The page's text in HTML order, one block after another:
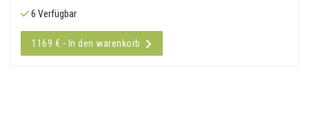
6 Verfügbar
1169 € - In den warenkorb